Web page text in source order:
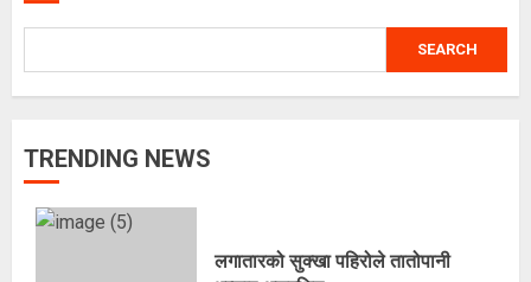
SEARCH
TRENDING NEWS
लगातारको सुक्खा पहिरोले तातोपानी